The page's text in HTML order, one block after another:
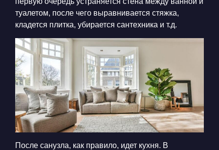
туалетом, после чего выравнивается стяжка,
кладется плитка, убирается сантехника и т.д.
После санузла, как правило, идет кухня. В